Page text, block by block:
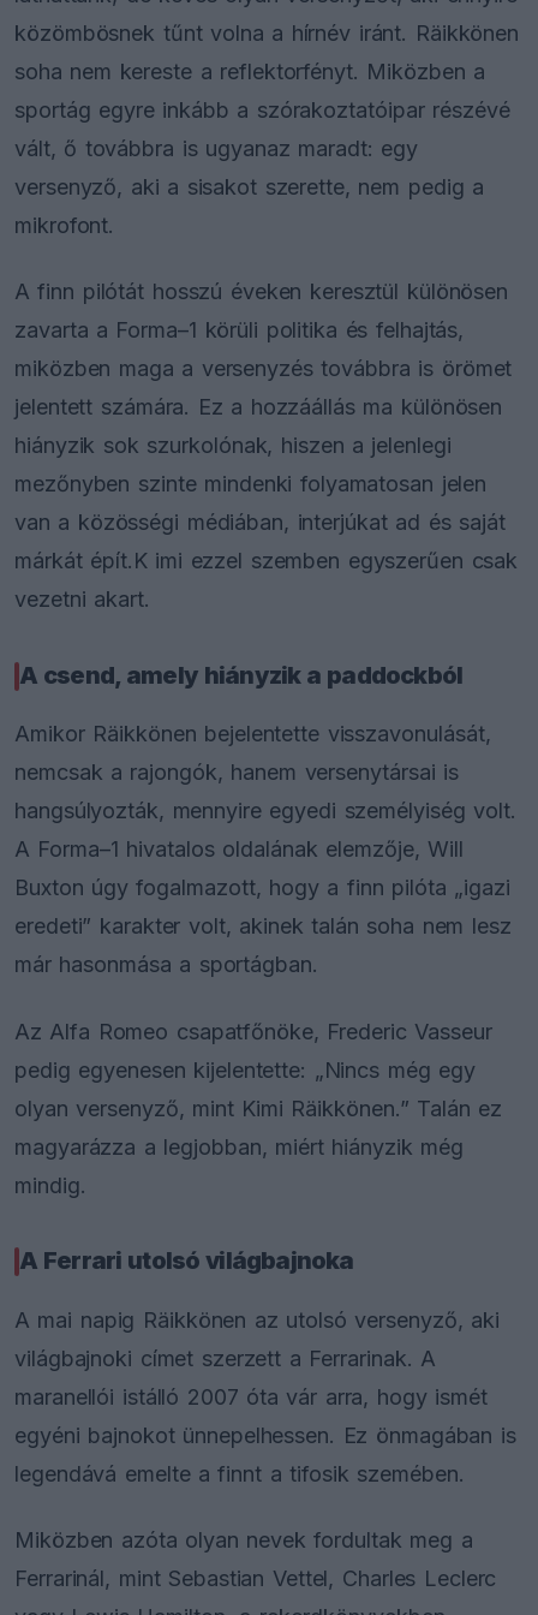
közömbösnek tűnt volna a hírnév iránt. Räikkönen
soha nem kereste a reflektorfényt. Miközben a
sportág egyre inkább a szórakoztatóipar részévé
vált, ő továbbra is ugyanaz maradt: egy
versenyző, aki a sisakot szerette, nem pedig a
mikrofont.
A finn pilótát hosszú éveken keresztül különösen
zavarta a Forma–1 körüli politika és felhajtás,
miközben maga a versenyzés továbbra is örömet
jelentett számára. Ez a hozzáállás ma különösen
hiányzik sok szurkolónak, hiszen a jelenlegi
mezőnyben szinte mindenki folyamatosan jelen
van a közösségi médiában, interjúkat ad és saját
márkát épít.K imi ezzel szemben egyszerűen csak
vezetni akart.
A csend, amely hiányzik a paddockból
Amikor Räikkönen bejelentette visszavonulását,
nemcsak a rajongók, hanem versenytársai is
hangsúlyozták, mennyire egyedi személyiség volt.
A Forma–1 hivatalos oldalának elemzője, Will
Buxton úgy fogalmazott, hogy a finn pilóta „igazi
eredeti” karakter volt, akinek talán soha nem lesz
már hasonmása a sportágban.
Az Alfa Romeo csapatfőnöke, Frederic Vasseur
pedig egyenesen kijelentette: „Nincs még egy
olyan versenyző, mint Kimi Räikkönen.” Talán ez
magyarázza a legjobban, miért hiányzik még
mindig.
A Ferrari utolsó világbajnoka
A mai napig Räikkönen az utolsó versenyző, aki
világbajnoki címet szerzett a Ferrarinak. A
maranellói istálló 2007 óta vár arra, hogy ismét
egyéni bajnokot ünnepelhessen. Ez önmagában is
legendává emelte a finnt a tifosik szemében.
Miközben azóta olyan nevek fordultak meg a
Ferrarinál, mint Sebastian Vettel, Charles Leclerc